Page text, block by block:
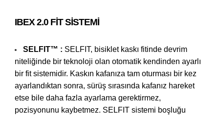
IBEX 2.0 FIT SISTEMI
SELFIT™ : SELFIT, bisiklet kaskı fitinde devrim
niteliğinde bir teknoloji olan otomatik kendinden ayarlı
bir fit sistemidir. Kaskın kafanıza tam oturması bir kez
ayarlandıktan sonra, sürüş sırasında kafanız hareket
etse bile daha fazla ayarlama gerektirmez,
pozisyonunu kaybetmez. SELFIT sistemi boşluğu